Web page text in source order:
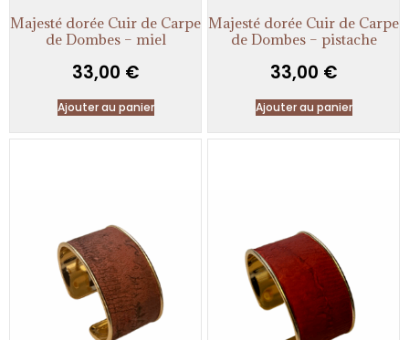
Majesté dorée Cuir de Carpe
de Dombes – miel
33,00 €
Ajouter au panier
Majesté dorée Cuir de Carpe
de Dombes – pistache
33,00 €
Ajouter au panier